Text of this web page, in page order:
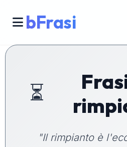
bFrasi
⏳
"Il rimpianto è